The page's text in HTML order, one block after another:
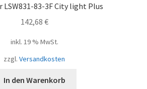
83-3F City light Plus
142,68 €
inkl. 19 % MwSt.
zzgl. Versandkosten
In den Warenkorb